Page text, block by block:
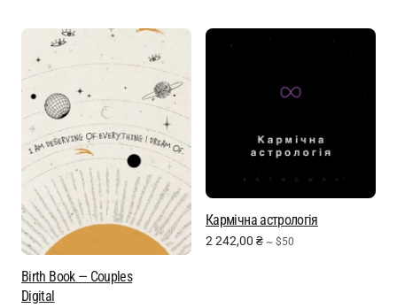
Birth Book — Couples
Digital
Кармічна астрологія
2 242,00 ₴ ~ $50